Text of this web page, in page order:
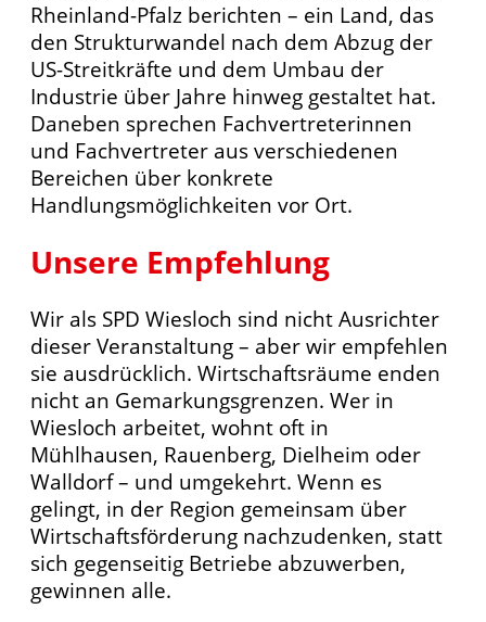
Rheinland-Pfalz berichten – ein Land, das
den Strukturwandel nach dem Abzug der
US-Streitkräfte und dem Umbau der
Industrie über Jahre hinweg gestaltet hat.
Daneben sprechen Fachvertreterinnen
und Fachvertreter aus verschiedenen
Bereichen über konkrete
Handlungsmöglichkeiten vor Ort.
Unsere Empfehlung
Wir als SPD Wiesloch sind nicht Ausrichter
dieser Veranstaltung – aber wir empfehlen
sie ausdrücklich. Wirtschaftsräume enden
nicht an Gemarkungsgrenzen. Wer in
Wiesloch arbeitet, wohnt oft in
Mühlhausen, Rauenberg, Dielheim oder
Walldorf – und umgekehrt. Wenn es
gelingt, in der Region gemeinsam über
Wirtschaftsförderung nachzudenken, statt
sich gegenseitig Betriebe abzuwerben,
gewinnen alle.